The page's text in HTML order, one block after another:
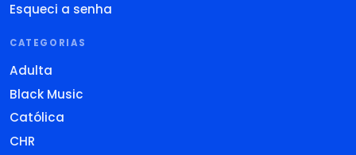
Esqueci a senha
CATEGORIAS
Adulta
Black Music
Católica
CHR